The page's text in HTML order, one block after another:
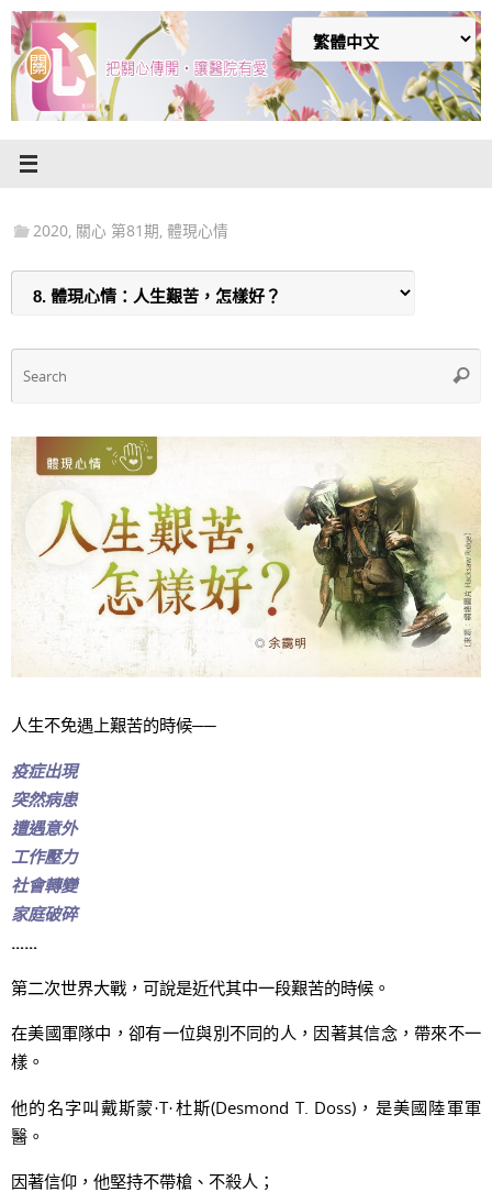
Skip
to
content
2020, 關心 第81期, 體現心情
人生不免遇上艱苦的時候──
疫症出現
突然病患
遭遇意外
工作壓力
社會轉變
家庭破碎
……
第二次世界大戰，可說是近代其中一段艱苦的時候。
在美國軍隊中，卻有一位與別不同的人，因著其信念，帶來不一
樣。
他的名字叫戴斯蒙·T·杜斯(Desmond T. Doss)，是美國陸軍軍
醫。
因著信仰，他堅持不帶槍、不殺人；